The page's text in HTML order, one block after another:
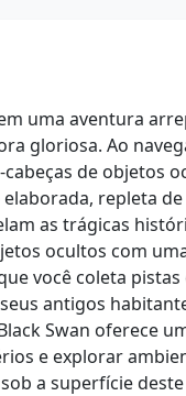
uma aventura
gloriosa. Ao
de objetos
elaborada, repleta
as trágicas
ocultos com
você coleta
antigos
Swan oferece
e explorar
a superfície